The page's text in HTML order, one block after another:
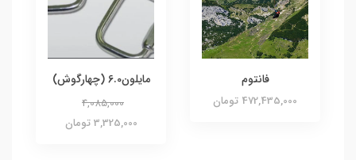
فانتوم
472,435,000 تومان
مایلون6.0 (چهارگوش)
4,085,000
3,325,000 تومان